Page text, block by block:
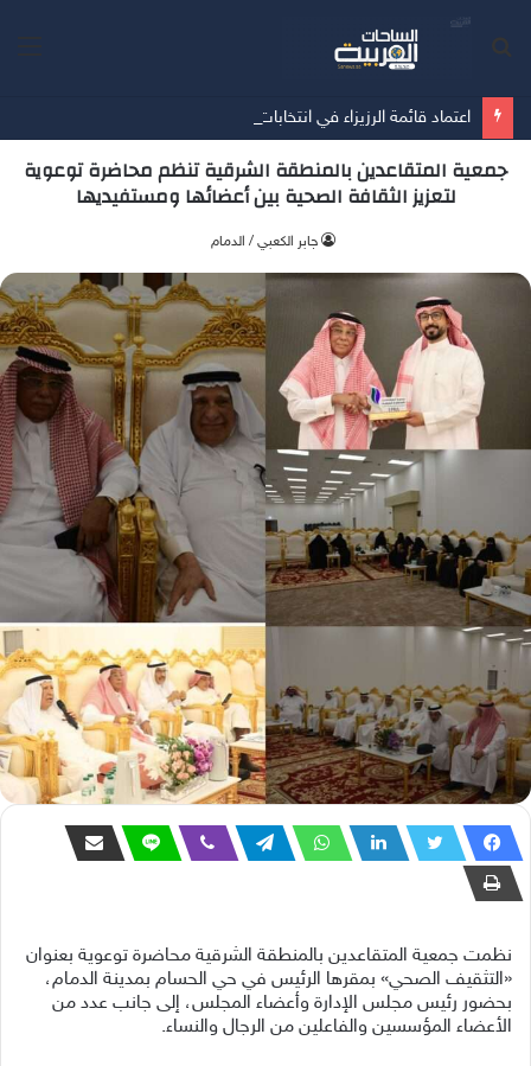
اعتماد قائمة الرزيزاء في انتخابات اتحاد كرة القدم
جمعية المتقاعدين بالمنطقة الشرقية تنظم محاضرة توعوية
لتعزيز الثقافة الصحية بين أعضائها ومستفيديها
جابر الكعبي / الدمام
نظمت جمعية المتقاعدين بالمنطقة الشرقية محاضرة توعوية بعنوان
«التثقيف الصحي» بمقرها الرئيس في حي الحسام بمدينة الدمام،
بحضور رئيس مجلس الإدارة وأعضاء المجلس، إلى جانب عدد من
الأعضاء المؤسسين والفاعلين من الرجال والنساء.